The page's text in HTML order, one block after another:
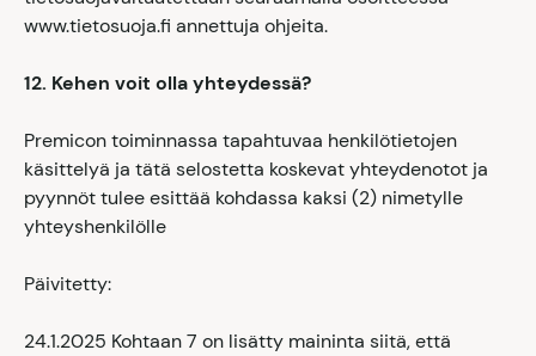
www.tietosuoja.fi annettuja ohjeita.
12. Kehen voit olla yhteydessä?
Premicon toiminnassa tapahtuvaa henkilötietojen
käsittelyä ja tätä selostetta koskevat yhteydenotot ja
pyynnöt tulee esittää kohdassa kaksi (2) nimetylle
yhteyshenkilölle
Päivitetty:
24.1.2025 Kohtaan 7 on lisätty maininta siitä, että